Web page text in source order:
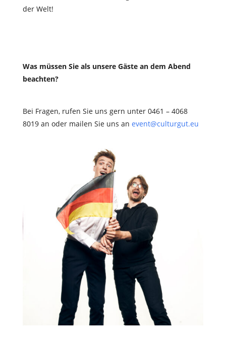
der Welt!
Was müssen Sie als unsere Gäste an dem Abend
beachten?
Bei Fragen, rufen Sie uns gern unter 0461 – 4068
8019 an oder mailen Sie uns an event@culturgut.eu